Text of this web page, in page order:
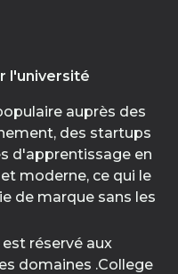
l'université
auprès des
des startups
d'apprentissage en
moderne, ce qui le
de marque sans les
réservé aux
domaines .College